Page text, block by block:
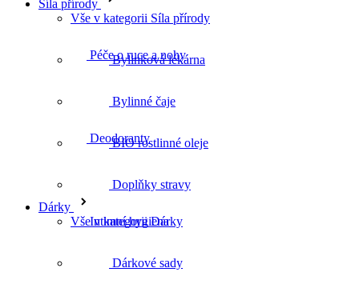
Deodoranty
Intimní hygiena
Síla přírody
Vše v kategorii Síla přírody
Bylinková lékárna
Bylinné čaje
BIO rostlinné oleje
Doplňky stravy
Dárky
Vše v kategorii Dárky
Dárkové sady